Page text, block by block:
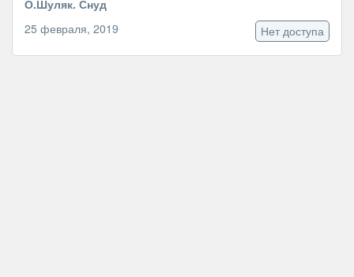
О.Шуляк. Снуд
25 февраля, 2019
Нет доступа